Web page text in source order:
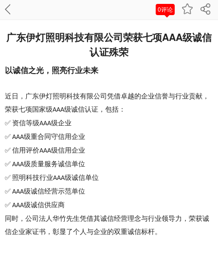
0评论
广东伊灯照明科技有限公司荣获七项AAA级诚信
认证殊荣
以诚信之光，照亮行业未来
近日，广东伊灯照明科技有限公司凭借卓越的企业信誉与行业贡献，
荣获七项国家级AAA级诚信认证，包括：
✅ 资信等级AAA级企业
✅ AAA级重合同守信用企业
✅ 信用评价AAA级信用企业
✅ AAA级质量服务诚信单位
✅ 照明科技行业AAA级诚信单位
✅ AAA级诚信经营示范单位
✅ AAA级诚信供应商
同时，公司法人华竹先生凭借其诚信经营理念与行业领导力，荣获诚
信企业家证书，彰显了个人与企业的双重诚信标杆。